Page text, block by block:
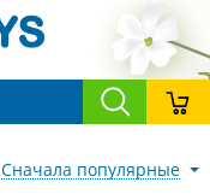
сначала популярные